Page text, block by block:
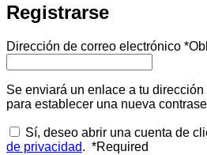
Registrarse
Dirección de correo electrónico *
Se enviará un enlace a tu
para establecer una nueva
Sí, deseo abrir una cuenta de
de privacidad. *Required